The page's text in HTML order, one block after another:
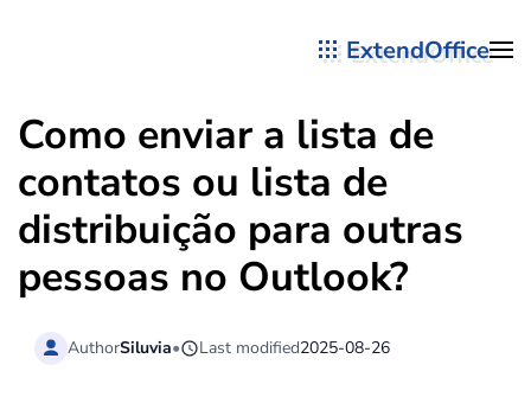
ExtendOffice
Como enviar a lista de
contatos ou lista de
distribuição para outras
pessoas no Outlook?
AuthorSiluvia• Last modified2025-08-26